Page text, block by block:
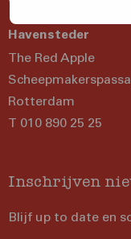
Havensteder
The Red Apple
Rotterdam
T 010 890 25 25
Inschrijven
Blijf up to date en